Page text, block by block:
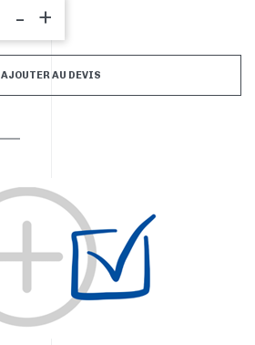
- +
AJOUTER AU DEVIS